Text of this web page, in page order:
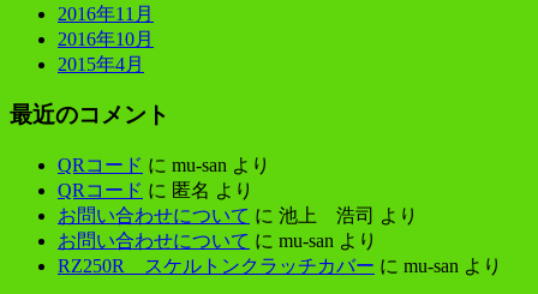
2016年11月
2016年10月
2015年4月
最近のコメント
QRコード に mu-san より
QRコード に 匿名 より
お問い合わせについて に 池上 浩司 より
お問い合わせについて に mu-san より
RZ250R スケルトンクラッチカバー に mu-san より